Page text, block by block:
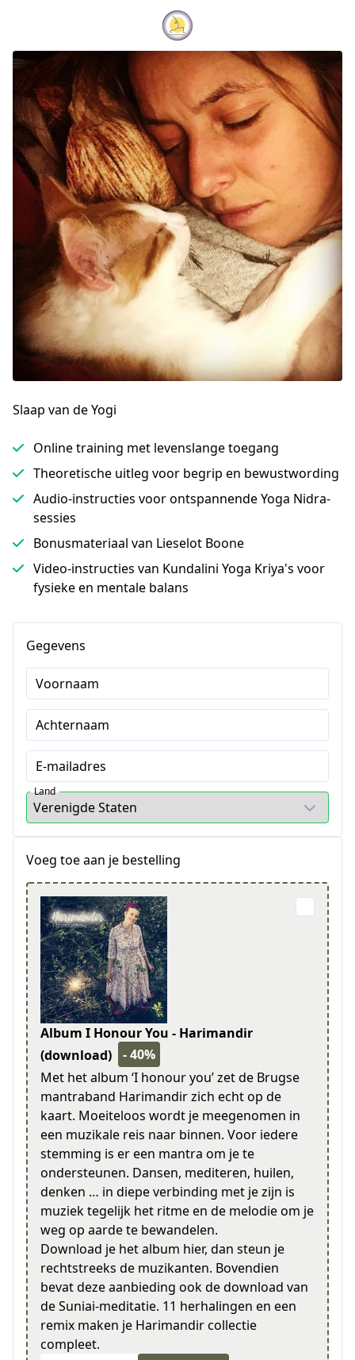
Slaap van de Yogi
Online training met levenslange toegang
Theoretische uitleg voor begrip en bewustwording
Audio-instructies voor ontspannende Yoga Nidra-
sessies
Bonusmateriaal van Lieselot Boone
Video-instructies van Kundalini Yoga Kriya's voor
fysieke en mentale balans
Gegevens
Voornaam
Achternaam
E-mailadres
Land
Voeg toe aan je bestelling
Album I Honour You - Harimandir
(download)
- 40%
Met het album ‘I honour you’ zet de Brugse
mantraband Harimandir zich echt op de
kaart. Moeiteloos wordt je meegenomen in
een muzikale reis naar binnen. Voor iedere
stemming is er een mantra om je te
ondersteunen. Dansen, mediteren, huilen,
denken … in diepe verbinding met je zijn is
muziek tegelijk het ritme en de melodie om je
weg op aarde te bewandelen.
Download je het album hier, dan steun je
rechtstreeks de muzikanten. Bovendien
bevat deze aanbieding ook de download van
de Suniai-meditatie. 11 herhalingen en een
remix maken je Harimandir collectie
compleet.